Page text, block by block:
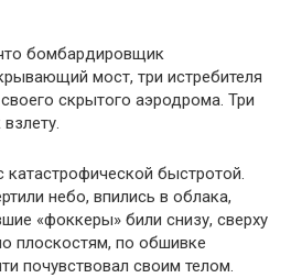
бомбардировщик
мост, три истребителя
скрытого аэродрома. Три
быстротой.
небо, впились в облака,
«фоккеры» били снизу, сверху
плоскостям, по обшивке
почувствовал своим телом.